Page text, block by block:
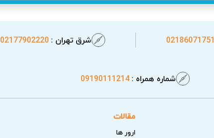
02186071751 شرق تهران : 02177902220
شماره همراه :09190111214
مقالات
ارور ها